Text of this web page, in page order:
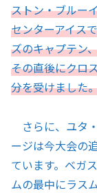
ストン・ブルー
センターアイス
ズのキャプテン
その直後にクロ
分を受けました
さらに、ユタ
ージは今大会の
ています。ベガ
ムの最中にラス